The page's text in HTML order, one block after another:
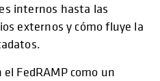
internos hasta las
externos y cómo fluye la
FedRAMP como un